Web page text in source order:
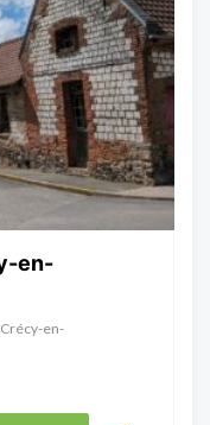
en-
en-